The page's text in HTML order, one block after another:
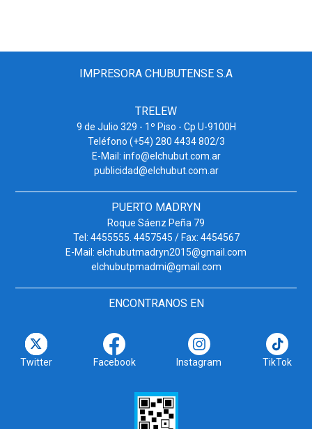
IMPRESORA CHUBUTENSE S.A
TRELEW
9 de Julio 329 - 1º Piso - Cp U-9100H
Teléfono (+54) 280 4434 802/3
E-Mail: info@elchubut.com.ar
publicidad@elchubut.com.ar
PUERTO MADRYN
Roque Sáenz Peña 79
Tel: 4455555. 4457545 / Fax: 4454567
E-Mail: elchubutmadryn2015@gmail.com
elchubutpmadmi@gmail.com
ENCONTRANOS EN
Twitter Facebook Instagram TikTok